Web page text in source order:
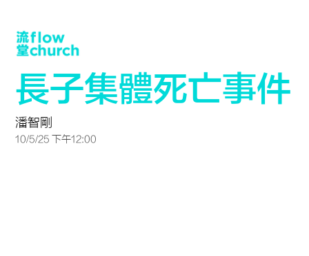
長子集體死亡事件
潘智剛
10/5/25 下午12:00